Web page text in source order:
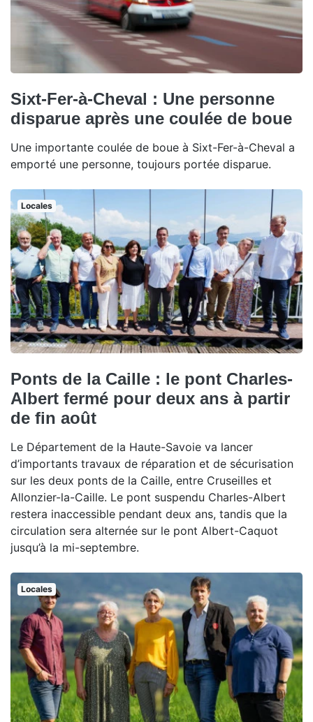
Sixt-Fer-à-Cheval : Une personne
disparue après une coulée de boue
Une importante coulée de boue à Sixt-Fer-à-Cheval a
emporté une personne, toujours portée disparue.
Locales
Ponts de la Caille : le pont Charles-
Albert fermé pour deux ans à partir
de fin août
Le Département de la Haute-Savoie va lancer
d’importants travaux de réparation et de sécurisation
sur les deux ponts de la Caille, entre Cruseilles et
Allonzier-la-Caille. Le pont suspendu Charles-Albert
restera inaccessible pendant deux ans, tandis que la
circulation sera alternée sur le pont Albert-Caquot
jusqu’à la mi-septembre.
Locales